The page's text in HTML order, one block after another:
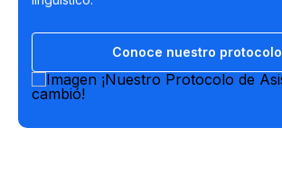
Conoce nuestro protocolo